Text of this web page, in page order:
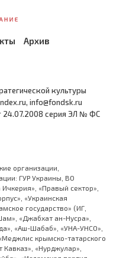
Архив
культуры
info@fondsk.ru
24.07.2008 серия ЭЛ № ФС
организации,
ГУР Украины, ВО
«Правый сектор»,
«Украинская
государство» (ИГ,
«Джабхат ан-Нусра»,
«Аш-Шабаб», «УНА-УНСО»,
крымско-татарского
«Нурджулар»,